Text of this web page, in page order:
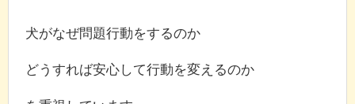
犬がなぜ問題行動をするのか
どうすれば安心して行動を変えるのか